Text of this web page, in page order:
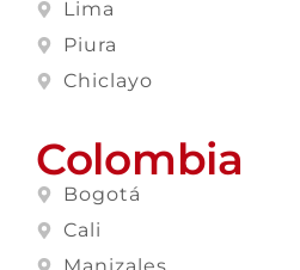
Lima
Piura
Chiclayo
Colombia
Bogotá
Cali
Manizales